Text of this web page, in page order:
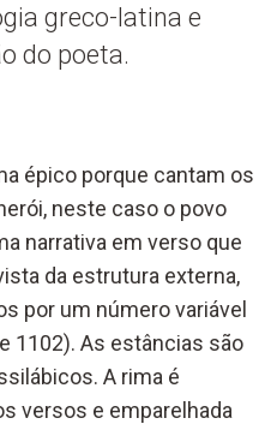
greco-latina e
do poeta.
épico porque cantam os
neste caso o povo
narrativa em verso que
da estrutura externa,
por um número variável
1102). As estâncias são
A rima é
versos e emparelhada